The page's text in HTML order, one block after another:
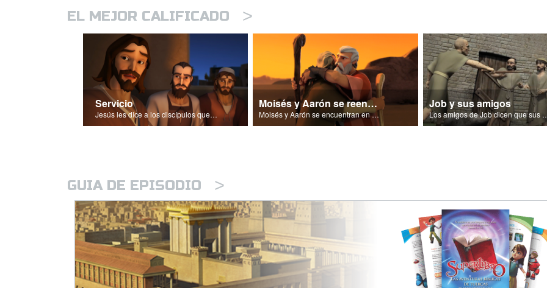
EL MEJOR CALIFICADO >
Servicio
Jesús les dice a los discípulos que los líderes deben ser siervos.
Moisés y Aarón se reencuentran
Moisés y Aarón se encuentran en el desierto
Job y sus amigos
Los amigos de Job dicen
GUIA DE EPISODIO >